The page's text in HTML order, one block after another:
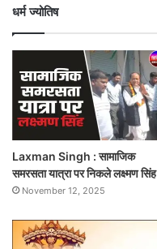
धर्म ज्योतिष
Laxman Singh : सामाजिक
समरसता यात्रा पर निकले लक्ष्मण सिंह
November 12, 2025